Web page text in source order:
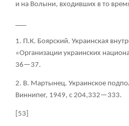
и на Волыни, входивших в то
1. П.К. Боярский. Украинская
«Организации украинских
36—37.
2. В. Мартынец. Украинское
Виннипег, 1949, с 204,332—333.
[53]